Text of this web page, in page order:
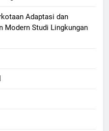
Adaptasi dan
Modern Studi Lingkungan